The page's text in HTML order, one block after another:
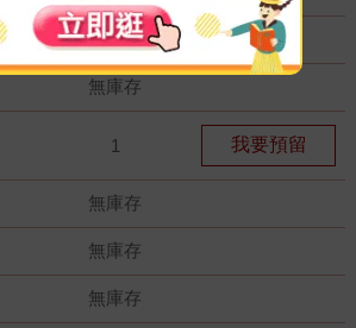
無庫存
無庫存
1 我要預留
無庫存
無庫存
無庫存